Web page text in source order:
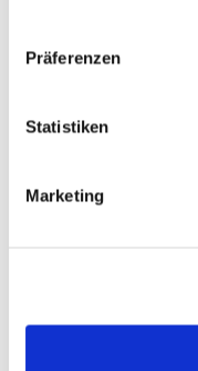
Präferenzen
Statistiken
Marketing